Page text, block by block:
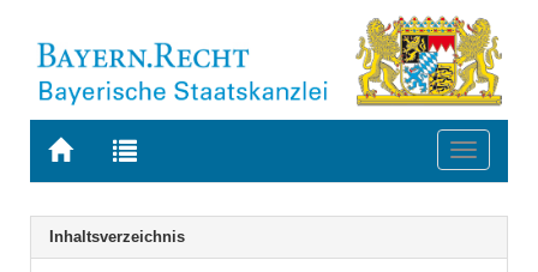
Zur
BAYERN.RECHT
Zur
letzten
Suche
Toggle
Navigation
Inhaltsverzeichnis